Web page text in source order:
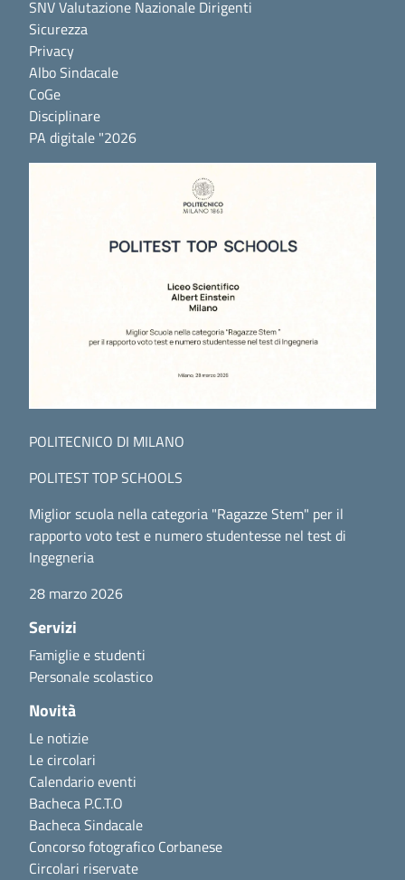
SNV Valutazione Nazionale Dirigenti
Sicurezza
Privacy
Albo Sindacale
CoGe
Disciplinare
PA digitale "2026
POLITECNICO DI MILANO
POLITEST TOP SCHOOLS
Miglior scuola nella categoria "Ragazze Stem" per il
rapporto voto test e numero studentesse nel test di
Ingegneria
28 marzo 2026
Servizi
Famiglie e studenti
Personale scolastico
Novità
Le notizie
Le circolari
Calendario eventi
Bacheca P.C.T.O
Bacheca Sindacale
Concorso fotografico Corbanese
Circolari riservate